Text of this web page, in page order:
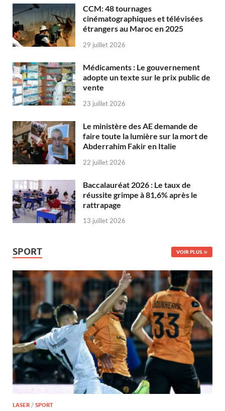
CCM: 48 tournages
cinématographiques et télévisées
étrangers au Maroc en 2025
29 juillet 2026
Médicaments : Le gouvernement
adopte un texte sur le prix public de
vente
23 juillet 2026
Le ministère des AE demande de
faire toute la lumière sur la mort de
Abderrahim Fakir en Italie
22 juillet 2026
Baccalauréat 2026 : Le taux de
réussite grimpe à 81,6% après le
rattrapage
13 juillet 2026
SPORT VOIR PLUS
LASER / SPORT